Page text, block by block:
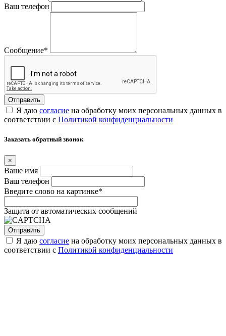
Ваш телефон
Сообщение*
Я даю согласие на обработку моих персональных данных в
соответствии с Политикой конфиденциальности
Заказать обратный звонок
×
Ваше имя
Ваш телефон
Введите слово на картинке*
Защита от автоматических сообщений
Я даю согласие на обработку моих персональных данных в
соответствии с Политикой конфиденциальности